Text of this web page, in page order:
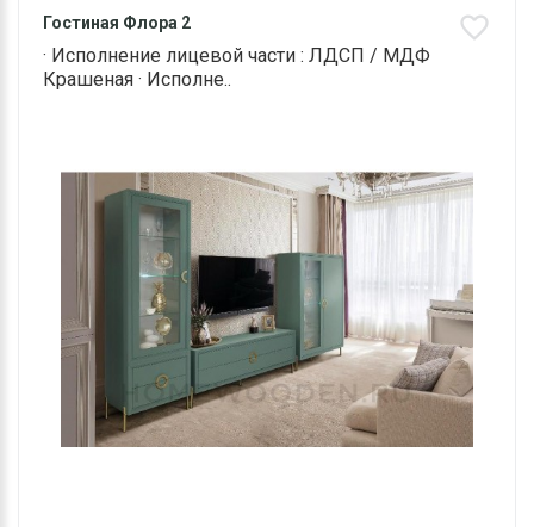
Гостиная Флора 2
· Исполнение лицевой части : ЛДСП / МДФ
Крашеная · Исполне..